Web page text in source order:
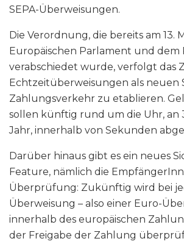
SEPA-Überweisungen.
Die Verordnung, die bereits am 13.
Europäischen Parlament und dem
verabschiedet wurde, verfolgt das
Echtzeitüberweisungen als neuen
Zahlungsverkehr zu etablieren.
sollen künftig rund um die Uhr, an
Jahr, innerhalb von Sekunden
Darüber hinaus gibt es ein neues
Feature, nämlich die
Überprüfung: Zukünftig wird bei
Überweisung – also einer Euro-
innerhalb des europäischen
der Freigabe der Zahlung